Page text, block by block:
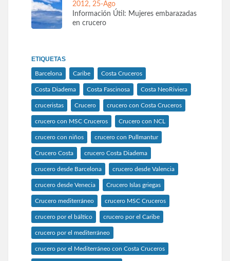
2012, 25-Ago
Información Útil: Mujeres embarazadas
en crucero
ETIQUETAS
Barcelona Caribe Costa Cruceros
Costa Diadema Costa Fascinosa Costa NeoRiviera
cruceristas Crucero crucero con Costa Cruceros
crucero con MSC Cruceros Crucero con NCL
crucero con niños crucero con Pullmantur
Crucero Costa crucero Costa Diadema
crucero desde Barcelona crucero desde Valencia
crucero desde Venecia Crucero Islas griegas
Crucero mediterráneo crucero MSC Cruceros
crucero por el báltico crucero por el Caribe
crucero por el mediterráneo
crucero por el Mediterráneo con Costa Cruceros